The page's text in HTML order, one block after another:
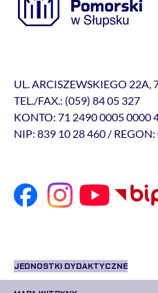
UL. ARCISZEWSKIEGO 22A,
TEL./FAX.: (059) 84 05 327
KONTO: 71 2490 0005 0000
NIP: 839 10 28 460 /
JEDNOSTKI DYDAKTYCZNE